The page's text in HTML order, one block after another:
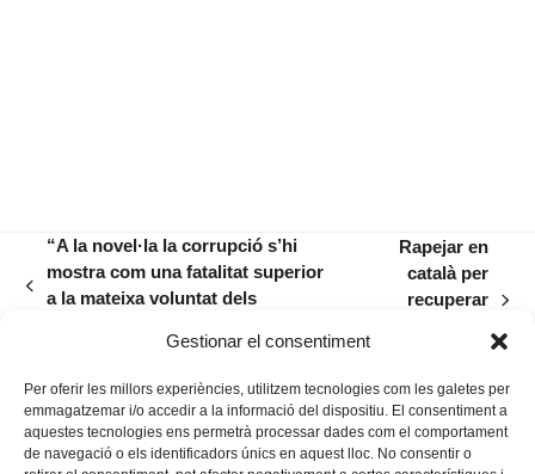
Gestionar el consentiment
Per oferir les millors experiències, utilitzem tecnologies com les galetes per
emmagatzemar i/o accedir a la informació del dispositiu. El consentiment a
aquestes tecnologies ens permetrà processar dades com el comportament
de navegació o els identificadors únics en aquest lloc. No consentir o
previous
“A la novel·la la corrupció s’hi
mostra com una fatalitat superior
a la mateixa voluntat dels
post:
Rapejar en
català per
recuperar